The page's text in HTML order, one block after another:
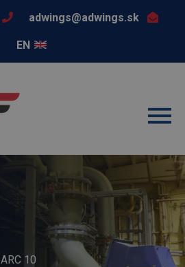
adwings@adwings.sk
EN
ARC 10